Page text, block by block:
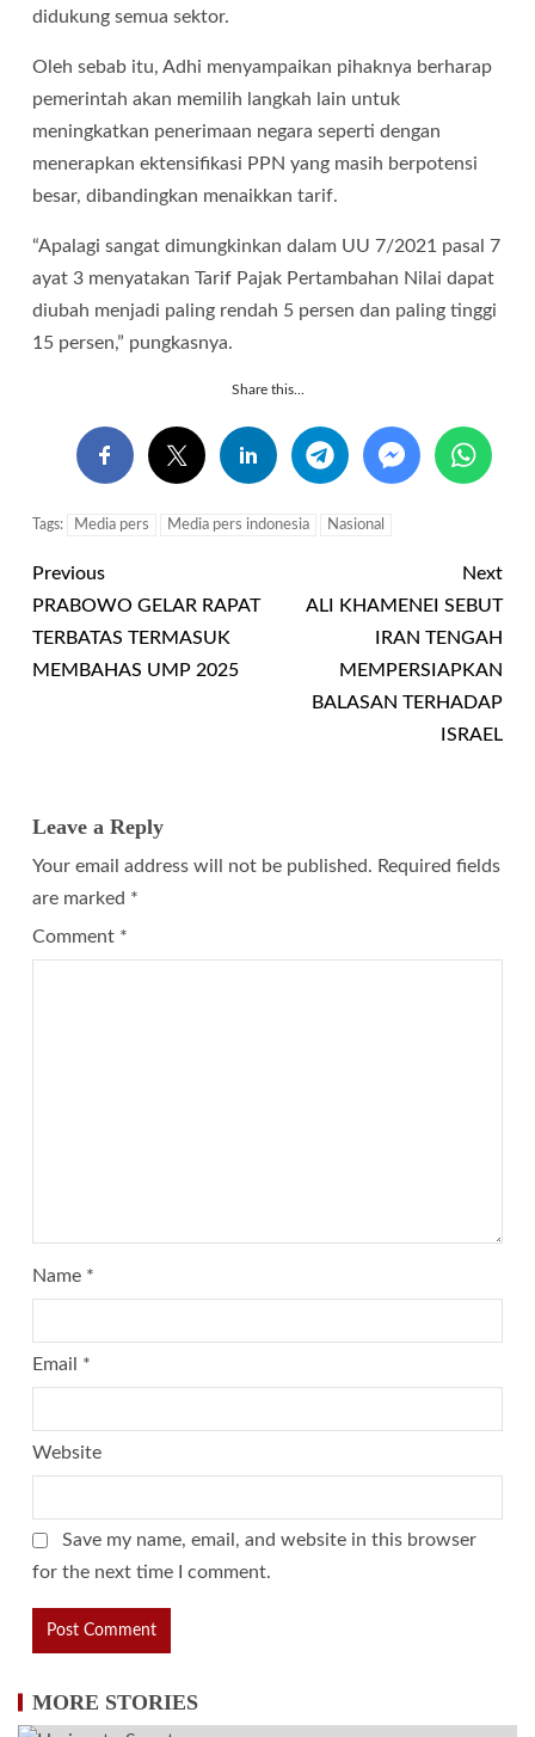
didukung semua sektor.
Oleh sebab itu, Adhi menyampaikan pihaknya berharap
pemerintah akan memilih langkah lain untuk
meningkatkan penerimaan negara seperti dengan
menerapkan ektensifikasi PPN yang masih berpotensi
besar, dibandingkan menaikkan tarif.
“Apalagi sangat dimungkinkan dalam UU 7/2021 pasal 7
ayat 3 menyatakan Tarif Pajak Pertambahan Nilai dapat
diubah menjadi paling rendah 5 persen dan paling tinggi
15 persen,” pungkasnya.
Share this...
Tags: Media pers Media pers indonesia Nasional
Previous
PRABOWO GELAR RAPAT
TERBATAS TERMASUK
MEMBAHAS UMP 2025
Next
ALI KHAMENEI SEBUT
IRAN TENGAH
MEMPERSIAPKAN
BALASAN TERHADAP
ISRAEL
Leave a Reply
Your email address will not be published. Required fields
are marked *
Comment *
Name *
Email *
Website
Save my name, email, and website in this browser
for the next time I comment.
MORE STORIES